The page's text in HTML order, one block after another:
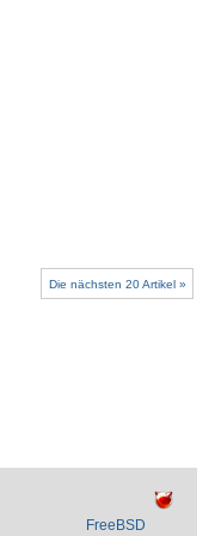
Die nächsten 20 Artikel »
FreeBSD